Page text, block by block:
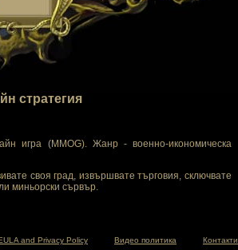
стратегия
игра (MMOG). Жанр - военно-икономическа
своя град, извършвате търговия, сключвате
миньорски сървър.
and Privacy Policy Видео политика Контакти